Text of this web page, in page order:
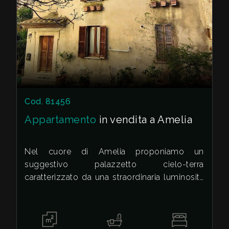
Cod. 81456
Appartamento in vendita a Amelia
Nel cuore di Amelia proponiamo un
suggestivo palazzetto cielo-terra
caratterizzato da una straordinaria luminosità
vicinanze. Al piano terra veniamo accolti da